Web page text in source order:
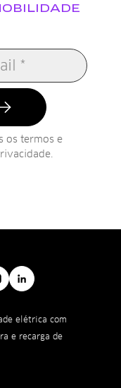
os termos e
.
elétrica com
e recarga de